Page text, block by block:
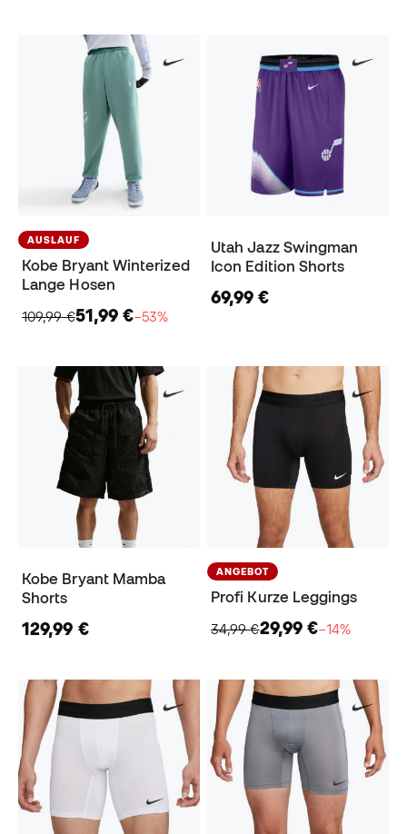
AUSLAUF
Kobe Bryant Winterized
Lange Hosen
109,99 €51,99 €−53%
Utah Jazz Swingman
Icon Edition Shorts
69,99 €
Kobe Bryant Mamba
Shorts
129,99 €
ANGEBOT
Profi Kurze Leggings
34,99 €29,99 €−14%